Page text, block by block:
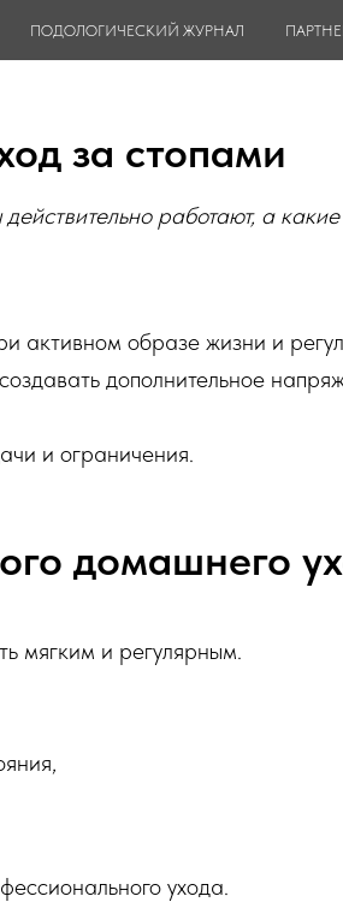
ПОДОЛОГИЧЕСКИЙ ЖУРНАЛ
за стопами
работают, а какие
образе жизни и
дополнительное
и ограничения.
домашнего
мягким и регулярным.
ухода.